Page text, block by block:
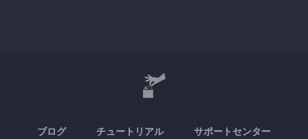
ブログ チュートリアル サポートセンター